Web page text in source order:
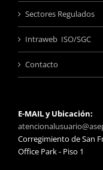
Sectores Regulados
Intraweb ISO/SGC
Contacto
E-MAIL y Ubicación:
Corregimiento de San
Office Park - Piso 1